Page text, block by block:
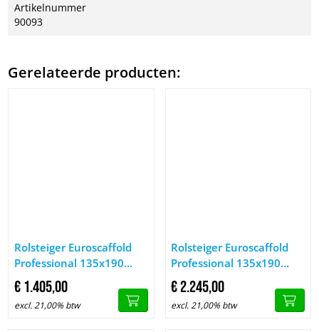
Artikelnummer
90093
Gerelateerde producten:
Afbeelding Rolsteiger Euroscaffold Professional 135x190
Rolsteiger Euroscaffold
Professional 135x190
4,2m werkhoogte tegen
de gevel
€1.405,00
excl. 21,00% btw
Afbeelding Rolsteiger
Rolsteiger Euroscaffold
Professional 135x190
7,2m werkhoogte tegen
de gevel
€2.245,00
excl. 21,00% btw